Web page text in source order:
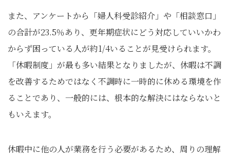
また、アンケートから「婦人科受診紹介」や「相談窓口」
の合計が23.5％あり、更年期症状にどう対応していいかわ
からず困っている人が約1/4いることが見受けられます。
「休暇制度」が最も多い結果となりましたが、休暇は不調
を改善するためではなく不調時に一時的に休める環境を作
ることであり、一般的には、根本的な解決にはならないと
もいえます。
休暇中に他の人が業務を行う必要があるため、周りの理解